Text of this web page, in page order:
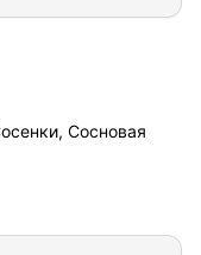
Сосновая